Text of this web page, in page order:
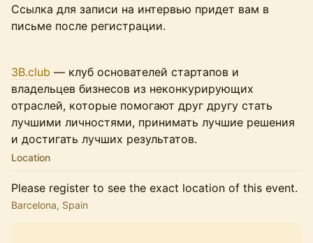
Ссылка для записи на интервью придет вам в
письме после регистрации.
3B.club — клуб основателей стартапов и
владельцев бизнесов из неконкурирующих
отраслей, которые помогают друг другу стать
лучшими личностями, принимать лучшие решения
и достигать лучших результатов.
Location
Please register to see the exact location of this event.
Barcelona, Spain